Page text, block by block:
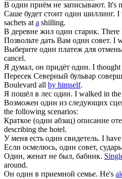
В один приём не записывают. It's
Саше будет стоит один шиллинг. I
sachets ata shilling.
В деревне жил один старик. There
Позвольте дать Вам один совет. I
Выберите один платеж для
cancel.
Я думал, он придёт один. I
Пересек Северный бульвар
Boulevard all by himself.
Я пошёл в лес один. I walked in
Возможен один из следующих
the following scenarios:
Краткое (один абзац) описание
describing the hotel.
У меня есть один свидетель. I have
Если осмелюсь, один совет,
Один, женат не был, бабник.
around.
Он один в приемной семье. He's